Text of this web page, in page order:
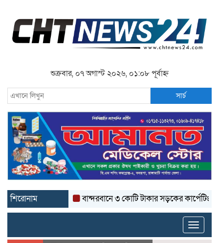
শুক্রবার, ০৭ অগাস্ট ২০২৬, ০১:০৮ পূর্বাহ্ন
সার্চ
শিরোনাম বান্দরবানে ৩ কোটি টাকার সড়কের কার্পেটিং উঠে
Toggle